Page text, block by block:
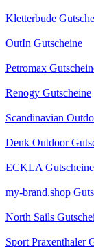
Kletterbude
OutIn Gutscheine
Petromax
Renogy Gutscheine
Scandinavian
Denk Outdoor
ECKLA Gutscheine
my-brand.shop
North Sails
Sport Praxenthaler